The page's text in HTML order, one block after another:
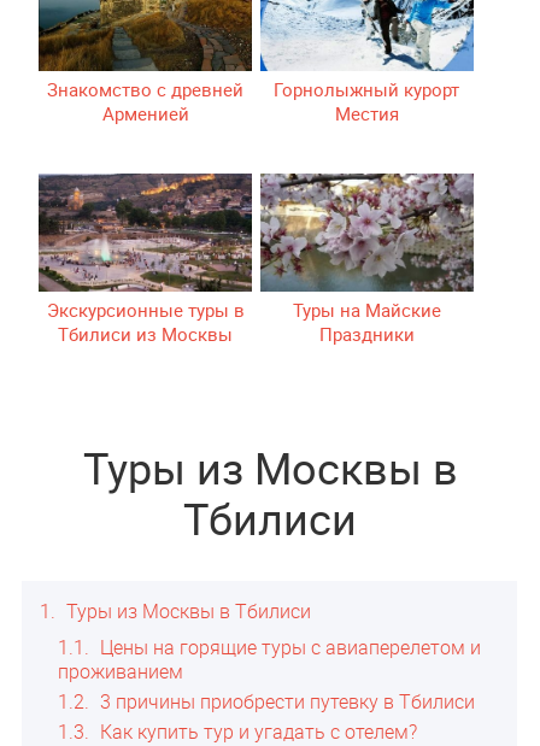
Знакомство с древней
Арменией
Горнолыжный курорт
Местия
Экскурсионные туры в
Тбилиси из Москвы
Туры на Майские
Праздники
Туры из Москвы в
Тбилиси
1
Туры из Москвы в Тбилиси
1.1
Цены на горящие туры с авиаперелетом и
проживанием
1.2 3 причины приобрести путевку в Тбилиси
1.3
Как купить тур и угадать с отелем?